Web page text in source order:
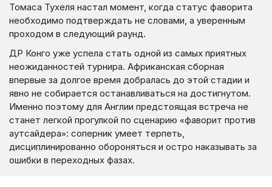
Томаса Тухеля настал момент, когда статус фаворита
необходимо подтверждать не словами, а уверенным
проходом в следующий раунд.
ДР Конго уже успела стать одной из самых приятных
неожиданностей турнира. Африканская сборная
впервые за долгое время добралась до этой стадии и
явно не собирается останавливаться на достигнутом.
Именно поэтому для Англии предстоящая встреча не
станет легкой прогулкой по сценарию «фаворит против
аутсайдера»: соперник умеет терпеть,
дисциплинированно обороняться и остро наказывать за
ошибки в переходных фазах.